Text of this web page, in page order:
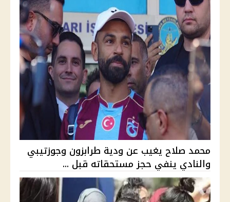
محمد صلاح يغيب عن ودية طرابزون وجوزتيبي
والنادي ينفي حجز مستحقاته قبل ...